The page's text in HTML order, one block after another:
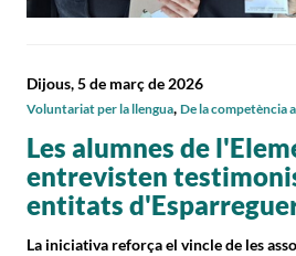
Les alumnes de
entrevisten
entitats
La iniciativa reforça el vincle de les
Dijous, 5 de març de 2026
Voluntariat per la llengua, De la competència